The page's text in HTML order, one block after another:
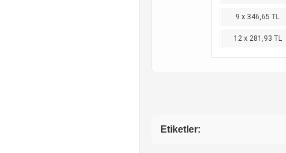
9 x 346,65 TL
12 x 281,93 TL
Etiketler: